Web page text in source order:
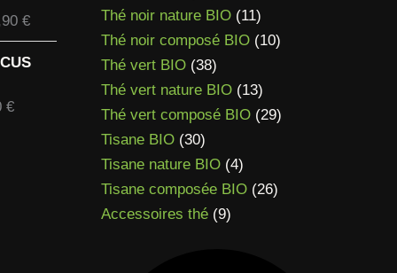
à
83,90 €
€Plage
de
prix :
€Plage
produits
Thé noir nature BIO 1111
produits
Thé noir composé BIO 1010
Thé vert BIO 3838
produits
Thé vert nature BIO 1313
produits
Thé vert composé BIO 2929
Tisane BIO 3030
produits
Tisane nature BIO 44
produits
Tisane composée BIO 2626
Accessoires thé 99